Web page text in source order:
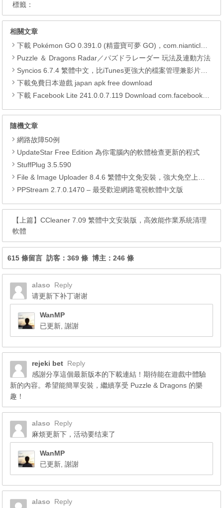
標籤：
相關文章
下載 Pokémon GO 0.391.0 (精靈寶可夢 GO)，com.nianticlabs.pokemongo (.apk) (.xapk)
Puzzle ＆ Dragons Radar／パズドラレーダー 玩法及連動方法
Syncios 6.7.4 繁體中文，比iTunes更強大的檔案管理兼影片轉檔工具
下載免費日本遊戲 japan apk free download
下載 Facebook Lite 241.0.0.7.119 Download com.facebook.lite APK
隨機文章
網路故障50例
UpdateStar Free Edition 為你電腦內的軟體檢查更新的程式
StuffPlug 3.5.590
File & Image Uploader 8.4.6 繁體中文免安裝，強大免空上傳工具
PPStream 2.7.0.1470 – 最受歡迎網路電視軟體中文版
【上篇】CCleaner 7.09 繁體中文安裝版，高效能作業系統清理
軟體
615 條留言 訪客：369 條 博主：246 條
alaso
Reply
请更新下补丁谢谢
WanMP
已更新, 謝謝
rejeki bet Reply
感謝分享這個最新版本的下載連結！期待能在遊戲中體驗
新的內容。希望能簡單安裝，繼續享受 Puzzle & Dragons 的樂
趣！
alaso
Reply
麻烦更新下，活动要结束了
WanMP
已更新, 謝謝
alaso
Reply